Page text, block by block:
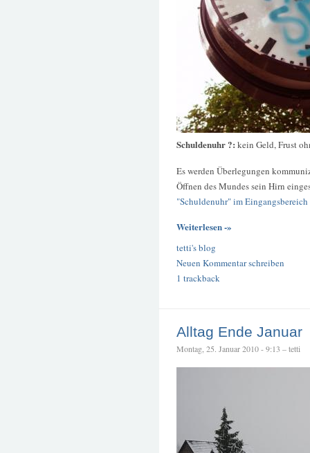
Schuldenuhr ?: kein Geld, Frust
Es werden Überlegungen
Öffnen des Mundes sein Hirn
"Schuldenuhr" im
Weiterlesen -»
tetti's blog
Neuen Kommentar schreiben
1 trackback
Alltag Ende Januar
Montag, 25. Januar 2010 - 9:13 – tetti